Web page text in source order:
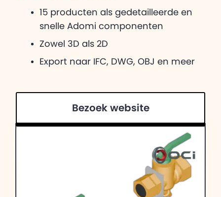
15 producten als gedetailleerde en
snelle Adomi componenten
Zowel 3D als 2D
Export naar IFC, DWG, OBJ en meer
Bezoek website